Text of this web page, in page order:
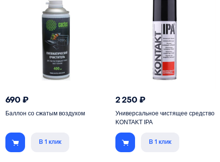
690₽
Баллон со сжатым воздухом
В 1 клик
2 250₽
Универсальное чистящее средство
KONTAKT IPA
В 1 клик